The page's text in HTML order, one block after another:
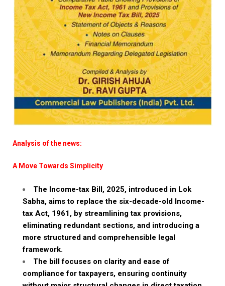
Analysis of the news:
A Move Towards Simplicity
The Income-tax Bill, 2025, introduced in Lok
Sabha, aims to replace the six-decade-old Income-
tax Act, 1961, by streamlining tax provisions,
eliminating redundant sections, and introducing a
more structured and comprehensible legal
framework.
The bill focuses on clarity and ease of
compliance for taxpayers, ensuring continuity